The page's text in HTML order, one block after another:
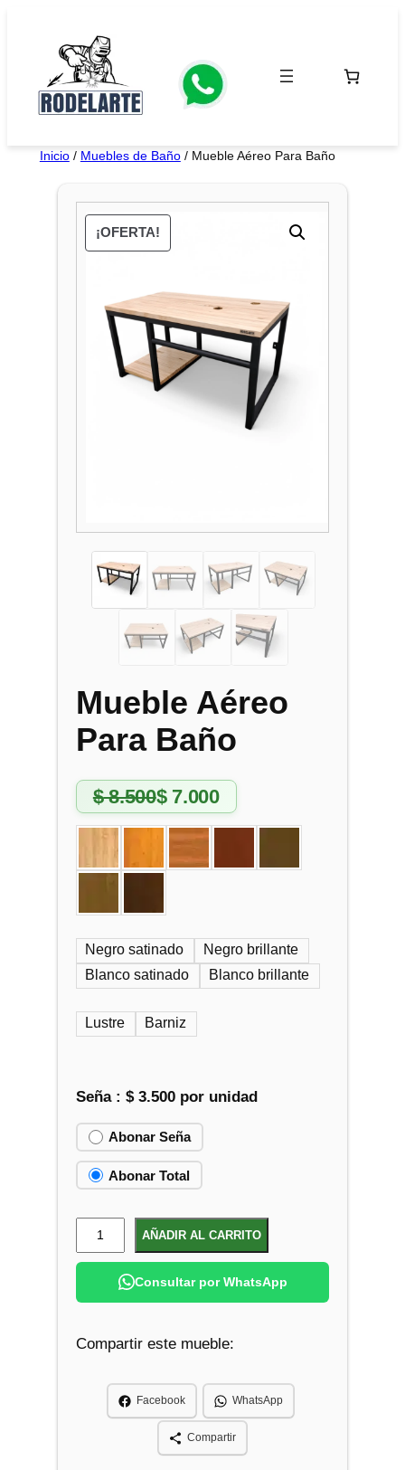
contenido
Inicio/ Muebles de Baño/ Mueble Aéreo Para Baño
¡OFERTA!
Mueble Aéreo
Para Baño
$8.500E
l
r
c
o
o
r
i
g
a
l
e
r
a
$
8
.
5
0
$7.000
E
l
r
c
o
a
c
t
u
e
s
:
$
.
0
0
0
.
Negro satinado
Negro brillante
Blanco satinado
Blanco brillante
Lustre Barniz
Seña : $3.500por unidad
Abonar Total
Abonar Seña
u
b
e
AÑADIR AL CARRITO
Consultar por WhatsApp
Compartir este mueble:
Facebook WhatsApp
Compartir